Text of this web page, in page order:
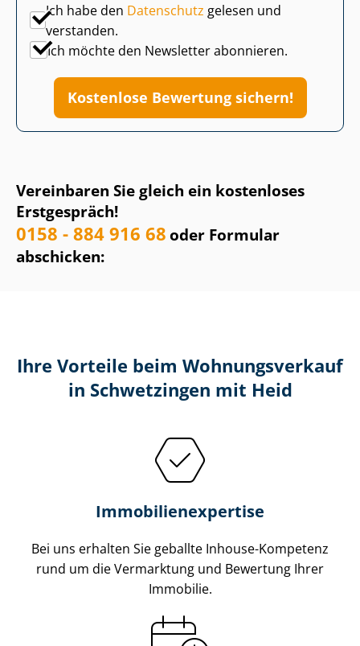
Vereinbaren Sie gleich ein kostenloses
Erstgespräch!
0158 - 884 916 68oder Formular
abschicken:
Ich habe den Datenschutz gelesen und
verstanden.
Ich möchte den Newsletter abonnieren.
Kostenlose Bewertung sichern!
Ihre Vorteile beim Wohnungsverkauf
in Schwetzingen mit Heid
Im­mo­bi­li­en­ex­per­ti­se
Bei uns erhalten Sie geballte Inhouse-Kompetenz
rund um die Vermarktung und Bewertung Ihrer
Immobilie.